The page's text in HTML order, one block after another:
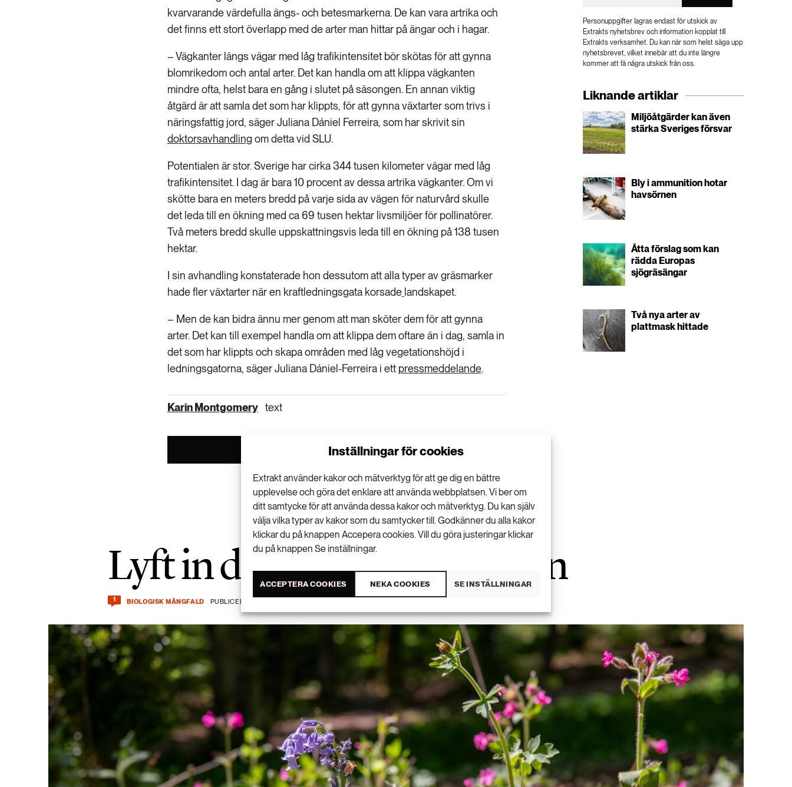
Inställningar för cookies
Extrakt använder kakor och mätverktyg för att ge dig en bättre
upplevelse och göra det enklare att använda webbplatsen. Vi ber om
ditt samtycke för att använda dessa kakor och mätverktyg. Du kan själv
välja vilka typer av kakor som du samtycker till. Godkänner du alla kakor
klickar du på knappen Accepera cookies. Vill du göra justeringar klickar
du på knappen Se inställningar.
ACCEPTERA COOKIES NEKA COOKIES SE INSTÄLLNINGAR
kvarvarande värdefulla ängs- och betesmarkerna. De kan vara artrika och
det finns ett stort överlapp med de arter man hittar på ängar och i hagar.
– Vägkanter längs vägar med låg trafikintensitet bör skötas för att gynna
blomrikedom och antal arter. Det kan handla om att klippa vägkanten
mindre ofta, helst bara en gång i slutet på säsongen. En annan viktig
åtgärd är att samla det som har klippts, för att gynna växtarter som trivs i
näringsfattig jord, säger Juliana Dániel Ferreira, som har skrivit sin
doktorsavhandling om detta vid SLU.
Potentialen är stor. Sverige har cirka 344 tusen kilometer vägar med låg
trafikintensitet. I dag är bara 10 procent av dessa artrika vägkanter. Om vi
skötte bara en meters bredd på varje sida av vägen för naturvård skulle
det leda till en ökning med ca 69 tusen hektar livsmiljöer för pollinatörer.
Två meters bredd skulle uppskattningsvis leda till en ökning på 138 tusen
hektar.
I sin avhandling konstaterade hon dessutom att alla typer av gräsmarker
hade fler växtarter när en kraftledningsgata korsade landskapet.
– Men de kan bidra ännu mer genom att man sköter dem för att gynna
arter. Det kan till exempel handla om att klippa dem oftare än i dag, samla in
det som har klippts och skapa områden med låg vegetationshöjd i
ledningsgatorna, säger Juliana Dániel-Ferreira i ett pressmeddelande.
Karin Montgomery text
VISA KOMMENTARER (0) OCH DELA
Personuppgifter lagras endast för utskick av
Extrakts nyhetsbrev och information kopplat till
Extrakts verksamhet. Du kan när som helst säga upp
nyhetsbrevet, vilket innebär att du inte längre
kommer att få några utskick från oss.
Liknande artiklar
Miljöåtgärder kan även
stärka Sveriges försvar
Bly i ammunition hotar
havsörnen
Åtta förslag som kan
rädda Europas
sjögräsängar
Två nya arter av
plattmask hittade
Lyft in det vilda i trädgården
1 BIOLOGISK MÅNGFALD PUBLICERAD 4 JUNI 2026 • UPPDATERAD: 8 JUNI 2026